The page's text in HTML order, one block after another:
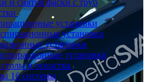
и снятия фаски с труб
установки
установки
установки
установки
и оснастка
16 системы